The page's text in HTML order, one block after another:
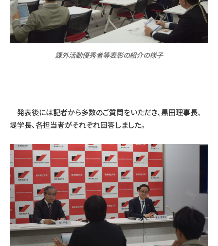
課外活動優秀者等表彰の紹介の様子
発表後には記者から多数のご質問をいただき、黒田理事長、
堤学長、各担当者がそれぞれ回答しました。